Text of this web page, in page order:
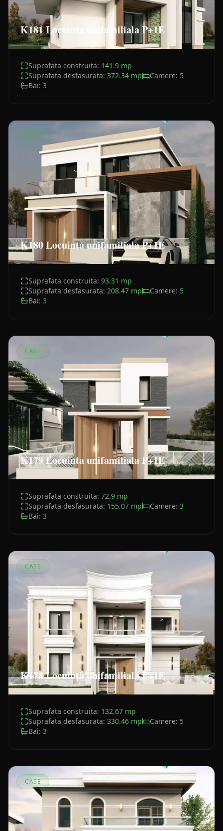
K181 Locuinta unifamiliala P+1E
Suprafata construita: 141.9 mp
Suprafata desfasurata: 372.34 mp Camere: 5
Bai: 3
CASE
K180 Locuinta unifamiliala P+1E
Suprafata construita: 93.31 mp
Suprafata desfasurata: 208.47 mp Camere: 5
Bai: 3
CASE
K179 Locuinta unifamiliala P+1E
Suprafata construita: 72.9 mp
Suprafata desfasurata: 155.07 mp Camere: 3
Bai: 3
CASE
K178 Locuință unifamilială P+1E
Suprafata construita: 132.67 mp
Suprafata desfasurata: 330.46 mp Camere: 5
Bai: 3
CASE